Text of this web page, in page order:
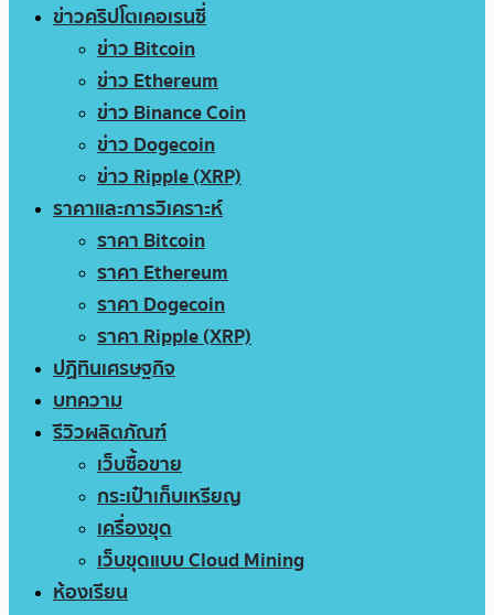
ข่าวคริปโตเคอเรนซี่
ข่าว Bitcoin
ข่าว Ethereum
ข่าว Binance Coin
ข่าว Dogecoin
ข่าว Ripple (XRP)
ราคาและการวิเคราะห์
ราคา Bitcoin
ราคา Ethereum
ราคา Dogecoin
ราคา Ripple (XRP)
ปฏิทินเศรษฐกิจ
บทความ
รีวิวผลิตภัณฑ์
เว็บซื้อขาย
กระเป๋าเก็บเหรียญ
เครื่องขุด
เว็บขุดแบบ Cloud Mining
ห้องเรียน